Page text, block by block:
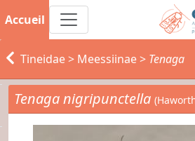
Accueil
Tineidae> Meessiinae> Tenaga
Tenaga nigripunctella